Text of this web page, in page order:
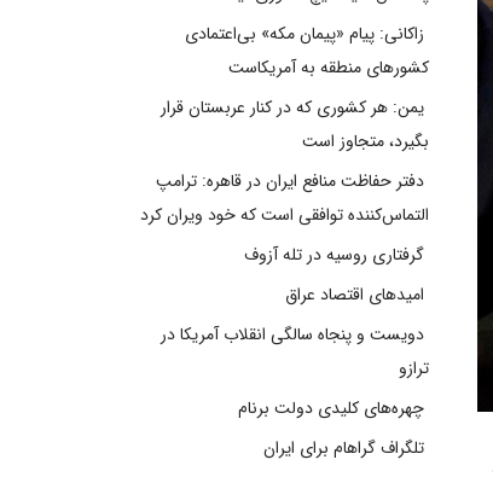
زاکانی: پیام «پیمان مکه» بی‌اعتمادی
کشورهای منطقه به آمریکاست
یمن: هر کشوری که در کنار عربستان قرار
بگیرد، متجاوز است
دفتر حفاظت منافع ایران در قاهره: ترامپ
التماس‌کننده توافقی است که خود ویران کرد
گرفتاری روسیه در تله آزوف
امیدهای اقتصاد عراق
دویست و پنجاه سالگی انقلاب آمریکا در
ترازو
چهره‌های کلیدی دولت برنام
تلگراف گراهام برای ایران